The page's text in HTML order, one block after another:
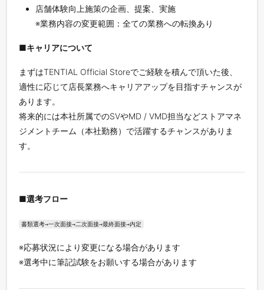
店舗体験向上施策の企画、提案、実施
※業務内容の変更範囲：全ての業務への転換あり
■キャリアについて
まずはTENTIAL Official Storeでご経験を積んで頂いた後、
適性に応じて店長業務へキャリアアップを目指すチャンスが
あります。
将来的には本社所属でのSVやMD / VMD担当などストアマネ
ジメントチーム（本社勤務）で活躍するチャンスがありま
す。
■選考フロー
書類選考→一次面接→二次面接→最終面接→内定
※応募状況により変更になる場合があります
※選考中に筆記試験をお願いする場合があります